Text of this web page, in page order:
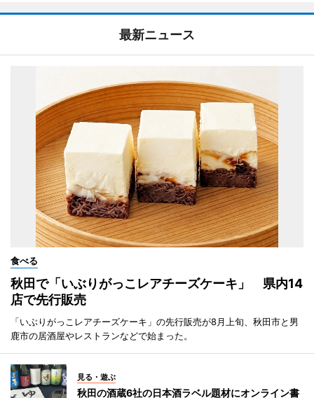
最新ニュース
食べる
秋田で「いぶりがっこレアチーズケーキ」 県内14
店で先行販売
「いぶりがっこレアチーズケーキ」の先行販売が8月上旬、秋田市と男
鹿市の居酒屋やレストランなどで始まった。
見る・遊ぶ
秋田の酒蔵6社の日本酒ラベル題材にオンライン書